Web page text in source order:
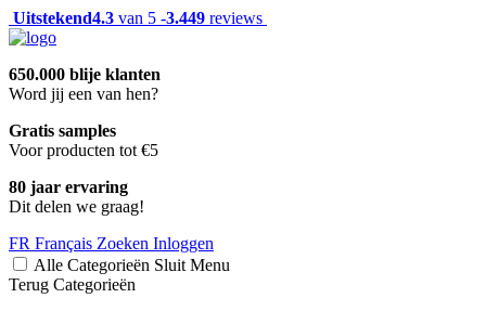
Uitstekend4.3 van 5 -3.449 reviews
650.000 blije klanten
Word jij een van hen?
Gratis samples
Voor producten tot €5
80 jaar ervaring
Dit delen we graag!
FR Français Zoeken Inloggen
Alle Categorieën Sluit Menu
Terug Categorieën